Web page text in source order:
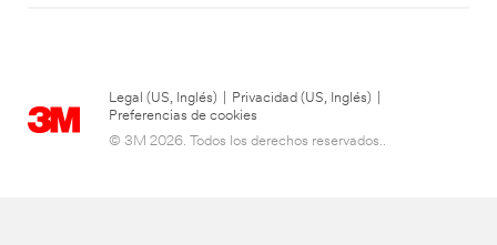
Legal (US, Inglés) Privacidad (US, Inglés)
Preferencias de cookies
© 3M 2026. Todos los derechos reservados..